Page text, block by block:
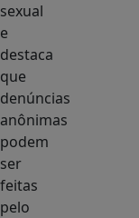
sexual
e
destaca
que
denúncias
anônimas
podem
ser
feitas
pelo